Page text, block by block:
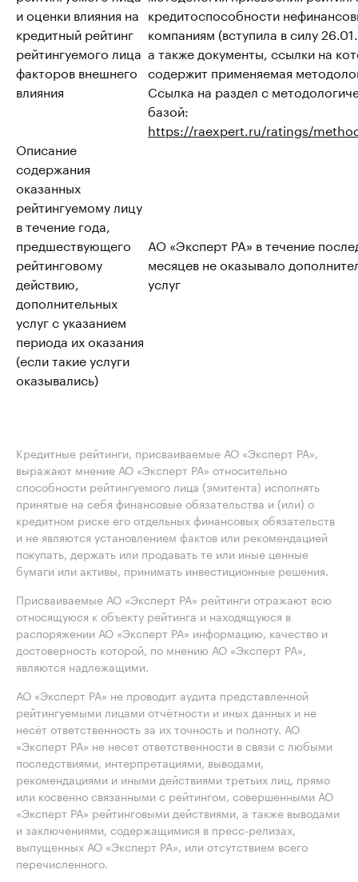
и оценки влияния на
кредитный рейтинг
рейтингуемого лица
факторов внешнего
влияния
кредитоспособности
компаниям (вступила в силу
а также документы, ссылки на
содержит применяемая
Ссылка на раздел с
базой:
https://raexpert.ru/ratings/
Описание
содержания
оказанных
рейтингуемому лицу
в течение года,
предшествующего
рейтинговому
действию,
дополнительных
услуг с указанием
периода их оказания
(если такие услуги
оказывались)
АО «Эксперт РА» в течение
месяцев не оказывало
услуг
Кредитные рейтинги, присваиваемые АО «Эксперт РА»,
выражают мнение АО «Эксперт РА» относительно
способности рейтингуемого лица (эмитента) исполнять
принятые на себя финансовые обязательства и (или) о
кредитном риске его отдельных финансовых обязательств
и не являются установлением фактов или рекомендацией
покупать, держать или продавать те или иные ценные
бумаги или активы, принимать инвестиционные решения.
Присваиваемые АО «Эксперт РА» рейтинги отражают всю
относящуюся к объекту рейтинга и находящуюся в
распоряжении АО «Эксперт РА» информацию, качество и
достоверность которой, по мнению АО «Эксперт РА»,
являются надлежащими.
АО «Эксперт РА» не проводит аудита представленной
рейтингуемыми лицами отчётности и иных данных и не
несёт ответственность за их точность и полноту. АО
«Эксперт РА» не несет ответственности в связи с любыми
последствиями, интерпретациями, выводами,
рекомендациями и иными действиями третьих лиц, прямо
или косвенно связанными с рейтингом, совершенными АО
«Эксперт РА» рейтинговыми действиями, а также выводами
и заключениями, содержащимися в пресс-релизах,
выпущенных АО «Эксперт РА», или отсутствием всего
перечисленного.